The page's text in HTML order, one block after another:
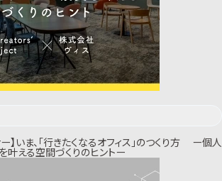
】いま、「行きたくなるオフィス」のつくり方 ー個人
叶える空間づくりのヒントー